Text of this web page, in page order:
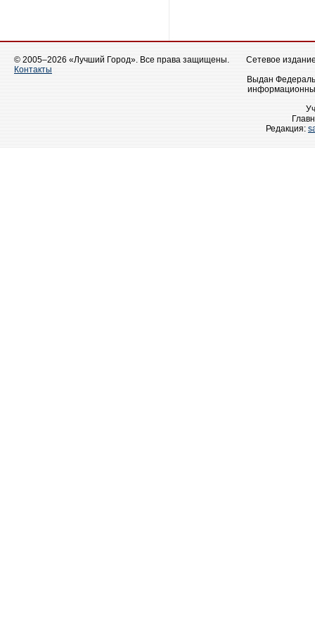
© 2005–2026 «Лучший Город». Все права защищены.
Контакты
Сетевое
Выдан
Редакция: